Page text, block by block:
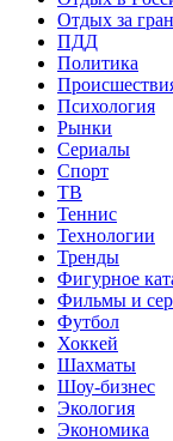
Отдых за
ПДД
Политика
Психология
Рынки
Сериалы
Спорт
ТВ
Теннис
Технологии
Тренды
Фигурное
Фильмы и
Футбол
Хоккей
Шахматы
Шоу-бизнес
Экология
Экономика